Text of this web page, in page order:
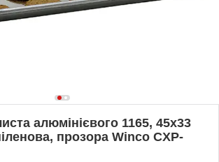
алюмінієвого 1165, 45х33
прозора Winco CXP-